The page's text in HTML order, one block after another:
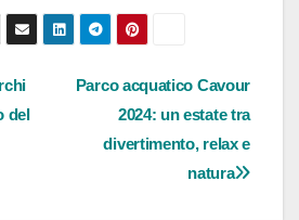
Parco acquatico Cavour
2024: un estate tra
divertimento, relax e
natura
del